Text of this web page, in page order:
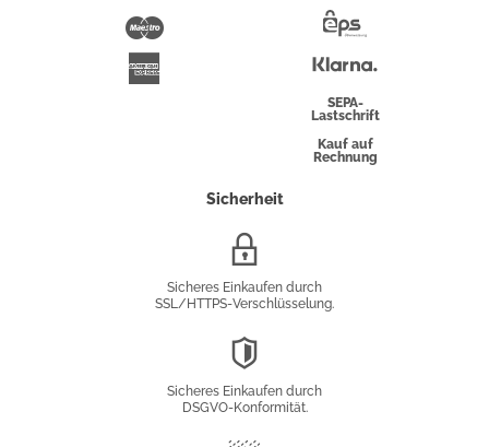
Maestro
Überweisung
SEPA-
Lastschrift
Kauf auf
Rechnung
Sicherheit
Sicheres Einkaufen durch
SSL/HTTPS-Verschlüsselung.
Sicheres Einkaufen durch
DSGVO-Konformität.